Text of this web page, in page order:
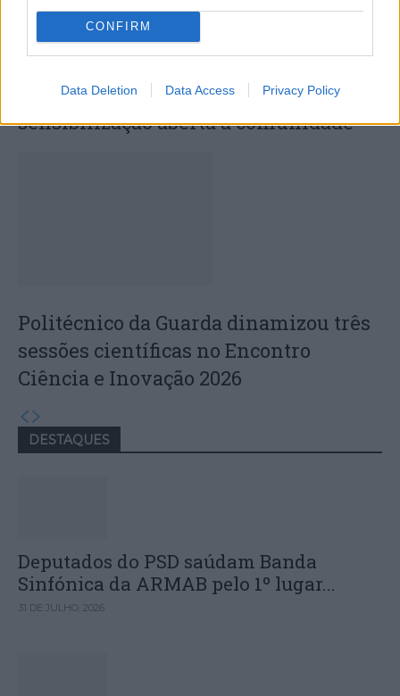
CONFIRM
Data Deletion Data Access Privacy Policy
do Cancro do Pulmão com mostra de
sensibilização aberta à comunidade
Politécnico da Guarda dinamizou três
sessões científicas no Encontro
Ciência e Inovação 2026
DESTAQUES
Deputados do PSD saúdam Banda
Sinfónica da ARMAB pelo 1º lugar...
31 DE JULHO, 2026